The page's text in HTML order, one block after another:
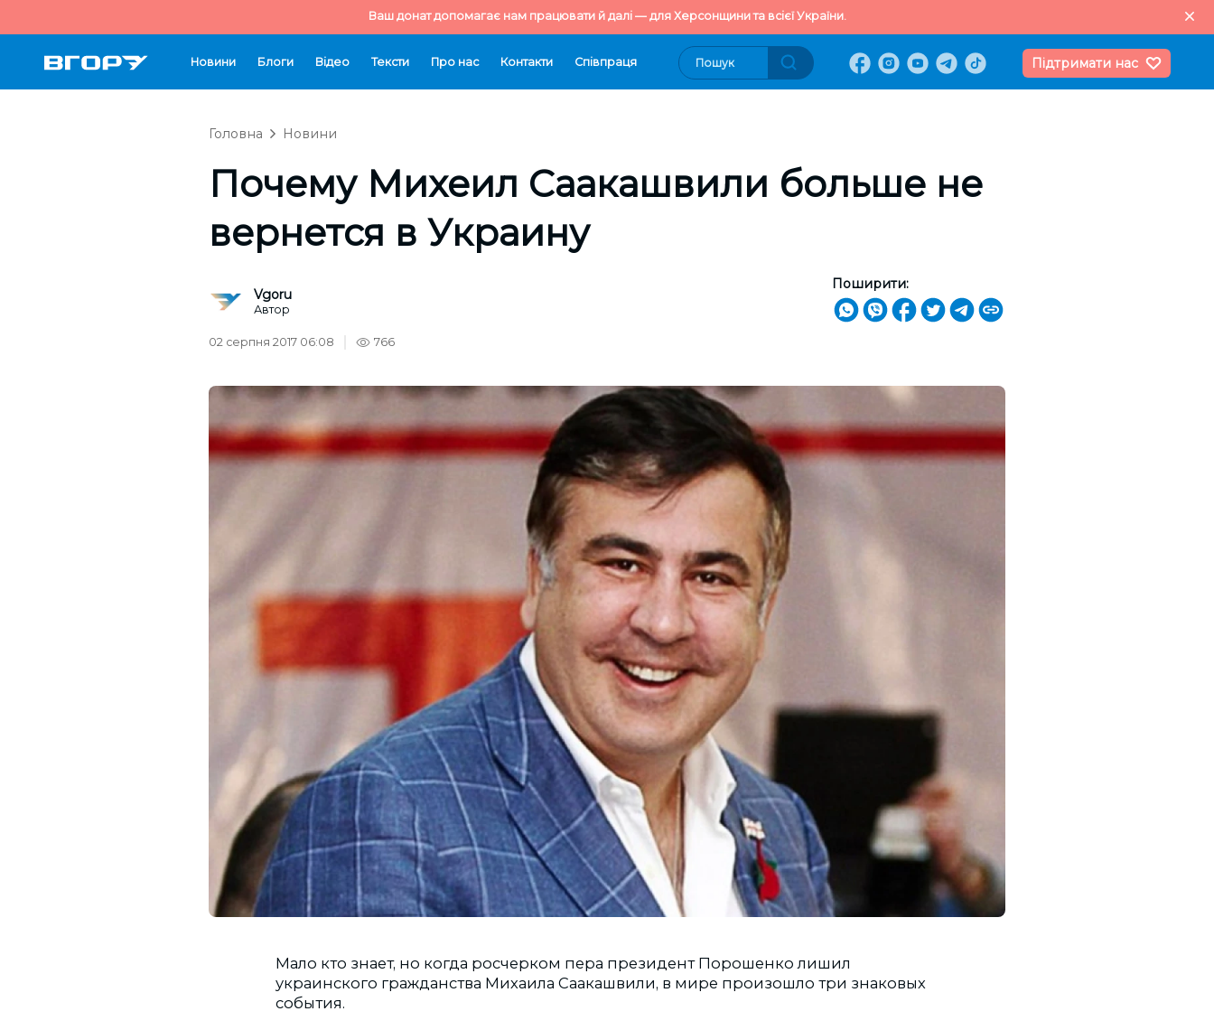
Ваш донат допомагає нам працювати й далі — для Херсонщини та всієї України.
Новини Блоги Відео Тексти Про нас Контакти Cпівпраця Підтримати нас
Головна Новини
Почему Михеил Саакашвили больше не
вернется в Украину
Vgoru
Автор
Поширити:
02 серпня 2017 06:08 766
Мало кто знает, но когда росчерком пера президент Порошенко лишил
украинского гражданства Михаила Саакашвили, в мире произошло три знаковых
события.